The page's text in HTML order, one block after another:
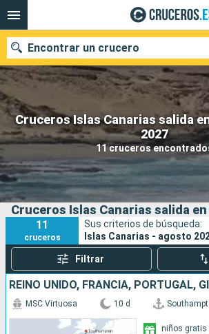
Cruceros Islas Canarias salida
2027
11 cruceros
Encontrar un crucero
Nuestros destinos
Fecha de salida
Puertos
Buscar
Cruceros Islas Canarias salida
11
cruceros
Sus criterios de búsqueda:
Islas Canarias - agosto
Filtrar
MSC Virtuosa 10 d
niños gratis